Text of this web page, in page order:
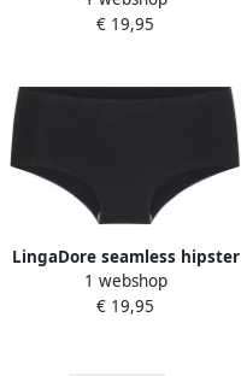
€ 19,95
LingaDore seamless hipster
(set van 2) zwart
1 webshop
€ 19,95